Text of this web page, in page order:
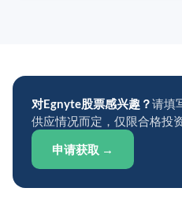
对Egnyte股票感兴趣？请填
供应情况而定，仅限合格投资
申请获取 →